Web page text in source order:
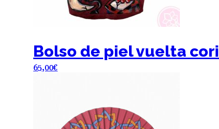
Bolso de piel vuelta
65,00€